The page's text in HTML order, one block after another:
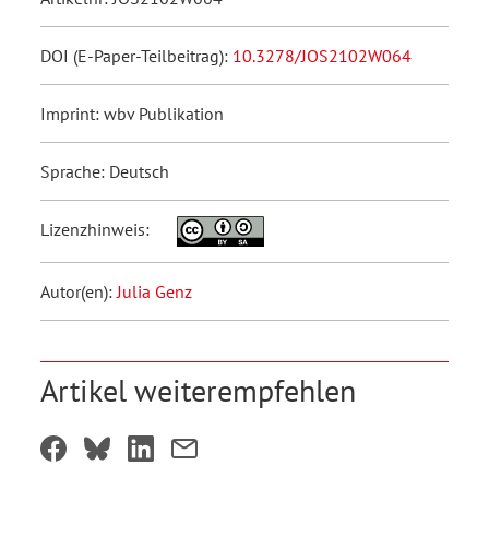
DOI (E-Paper-Teilbeitrag): 10.3278/JOS2102W064
Imprint: wbv Publikation
Sprache: Deutsch
Lizenzhinweis:
Autor(en):Julia Genz
Artikel weiterempfehlen